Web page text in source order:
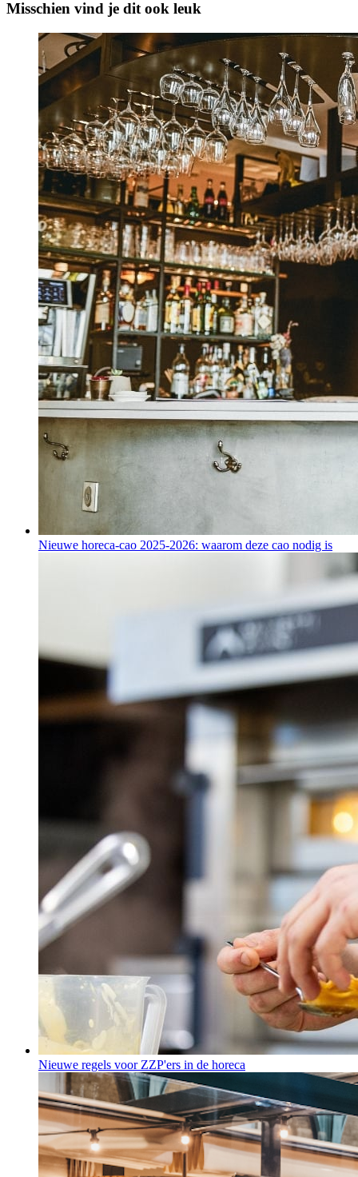
Misschien vind je dit ook leuk
Nieuwe horeca-cao 2025-2026: waarom deze cao nodig is
Nieuwe regels voor ZZP'ers in de horeca